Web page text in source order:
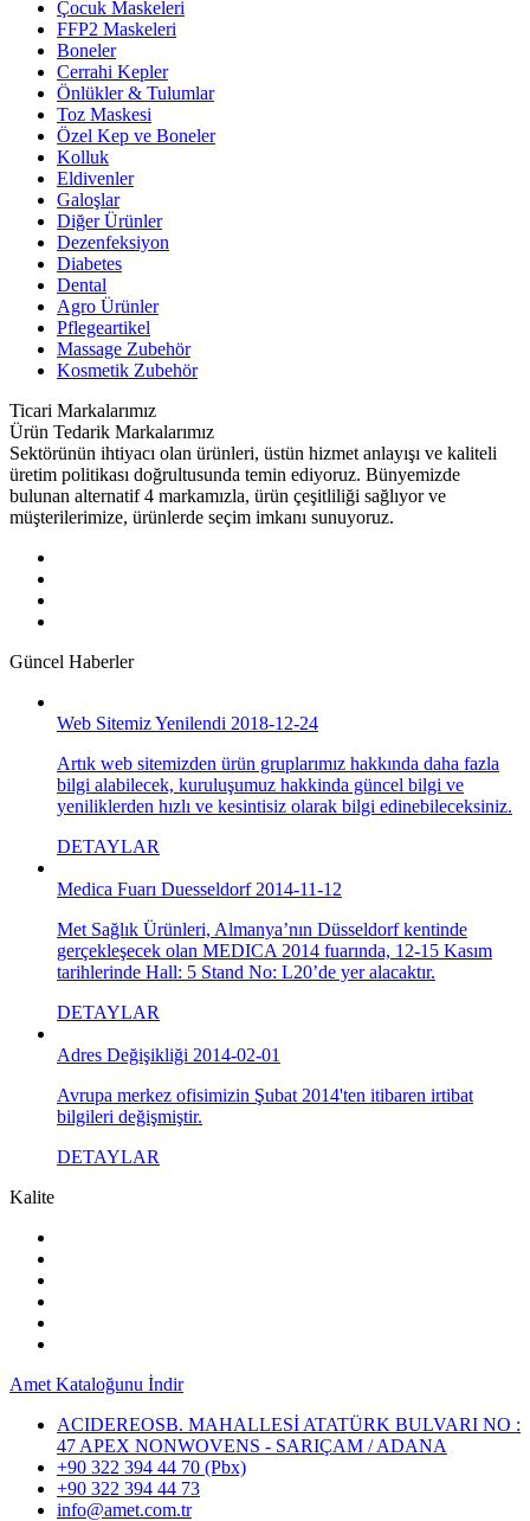
Çocuk Maskeleri
FFP2 Maskeleri
Boneler
Cerrahi Kepler
Önlükler & Tulumlar
Toz Maskesi
Özel Kep ve Boneler
Kolluk
Eldivenler
Galoşlar
Diğer Ürünler
Dezenfeksiyon
Diabetes
Dental
Agro Ürünler
Pflegeartikel
Massage Zubehör
Kosmetik Zubehör
Ticari Markalarımız
Ürün Tedarik Markalarımız
Sektörünün ihtiyacı olan ürünleri, üstün hizmet anlayışı ve kaliteli
üretim politikası doğrultusunda temin ediyoruz. Bünyemizde
bulunan alternatif 4 markamızla, ürün çeşitliliği sağlıyor ve
müşterilerimize, ürünlerde seçim imkanı sunuyoruz.
Güncel Haberler
Web Sitemiz Yenilendi 2018-12-24
Artık web sitemizden ürün gruplarımız hakkında daha fazla
bilgi alabilecek, kuruluşumuz hakkinda güncel bilgi ve
yeniliklerden hızlı ve kesintisiz olarak bilgi edinebileceksiniz.
DETAYLAR
Medica Fuarı Duesseldorf 2014-11-12
Met Sağlık Ürünleri, Almanya’nın Düsseldorf kentinde
gerçekleşecek olan MEDICA 2014 fuarında, 12-15 Kasım
tarihlerinde Hall: 5 Stand No: L20’de yer alacaktır.
DETAYLAR
Adres Değişikliği 2014-02-01
Avrupa merkez ofisimizin Şubat 2014'ten itibaren irtibat
bilgileri değişmiştir.
DETAYLAR
Kalite
Amet Kataloğunu İndir
ACIDEREOSB. MAHALLESİ ATATÜRK BULVARI NO :
47 APEX NONWOVENS - SARIÇAM / ADANA
+90 322 394 44 70 (Pbx)
+90 322 394 44 73
info@amet.com.tr